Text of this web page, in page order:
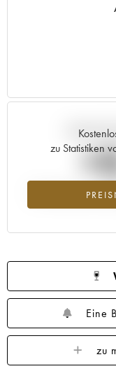
2000
zu Statistiken
Aktuelle
Preisanstiegs des
Eine
zu